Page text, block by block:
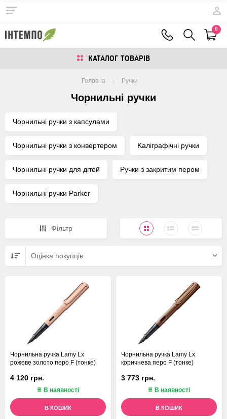
0
КАТАЛОГ ТОВАРIВ
Головна Ручки
Чорнильні ручки
Чорнильні ручки з капсулами
Чорнильні ручки з конвертером Kаліграфічні ручки
Чорнильні ручки для дітей Ручки з закритим пером
Чорнильні ручки Parker
Фiльтр
Оцiнка покупцiв
Чорнильна ручка Lamy Lx
рожеве золото перо F (тонке)
4 120 грн.
В наявності
В КОШИК
Чорнильна ручка Lamy Lx
коричнева перо F (тонке)
3 773 грн.
В наявності
В КОШИК